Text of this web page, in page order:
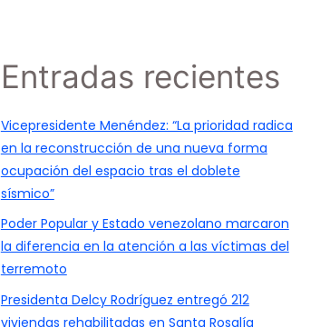
Entradas recientes
Vicepresidente Menéndez: “La prioridad radica
en la reconstrucción de una nueva forma
ocupación del espacio tras el doblete
sísmico”
Poder Popular y Estado venezolano marcaron
la diferencia en la atención a las víctimas del
terremoto
Presidenta Delcy Rodríguez entregó 212
viviendas rehabilitadas en Santa Rosalía